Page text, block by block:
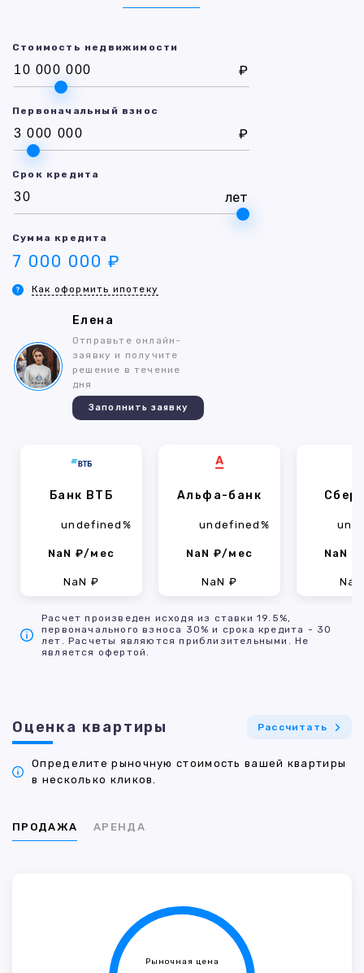
Стоимость недвижимости
₽
Первоначальный взнос
₽
Срок кредита
лет
Сумма кредита
7 000 000 ₽
Как оформить ипотеку
Елена
Отправьте онлайн-
заявку и получите
решение в течение
дня
Заполнить заявку
Банк ВТБ
undefined%
NaN ₽/мес
NaN ₽
Альфа-банк
undefined%
NaN ₽/мес
NaN ₽
NaN
Расчет произведен исходя из ставки 19.5%,
первоначального взноса 30% и срока кредита - 30
лет. Расчеты являются приблизительными. Не
является офертой.
Оценка квартиры Рассчитать
Определите рыночную стоимость вашей квартиры
в несколько кликов.
ПРОДАЖА АРЕНДА
Рыночная цена